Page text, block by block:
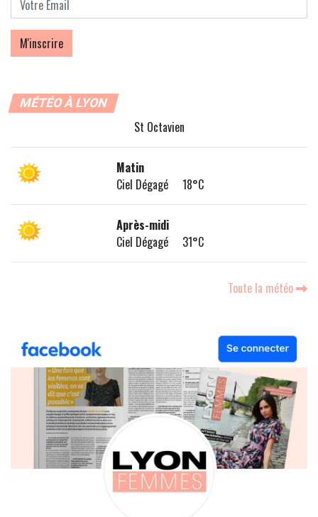
MÉTÉO À LYON
St Octavien
Matin
Ciel Dégagé 18°C
Après-midi
Ciel Dégagé 31°C
Toute la météo